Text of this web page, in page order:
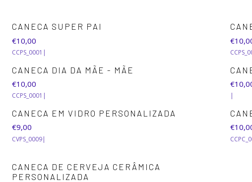
CANECA SUPER PAI
€10,00
CCPS_0001 |
CANECA DIA DA MÃE - MÃE
€10,00
CCPS_0001 | |
CANECA EM VIDRO PERSONALIZADA
€9,00
CVPS_0009|
CANECA DE CERVEJA CERÂMICA
PERSONALIZADA